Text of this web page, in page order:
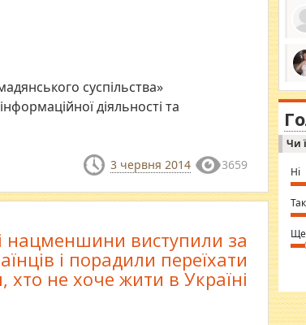
суспільства»
діяльності та
3 червня 2014 3659
нацменшини виступили за
і порадили переїхати
хто не хоче жити в Україні
за
ми
in
⇒
Чи
Ні
Так
Ще